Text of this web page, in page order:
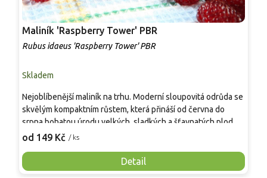
Maliník 'Raspberry Tower' PBR
Rubus idaeus 'Raspberry Tower' PBR
Skladem
od 149 Kč / ks
Detail
Nejoblíbenější maliník na trhu. Moderní sloupovitá odrůda se
skvělým kompaktním růstem, která přináší od června do
srpna bohatou úrodu velkých, sladkých a šťavnatých plodů.
Pevné vzpřímené výhony tvoří elegantní habitus bez
Mrazuvzdornost do −25 °C a spolehlivá vitalita z něj dělají
skvělou volbu pro každého pěstitele.